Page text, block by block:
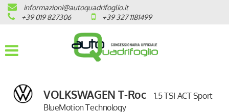
HOME
AZIENDA
OPEL
informazioni@autoquadrifoglio.it
+39 019 827306
+39 327 1181499
VOLKSWAGEN T-Roc
1.5 TSI ACT Sport
BlueMotion Technology